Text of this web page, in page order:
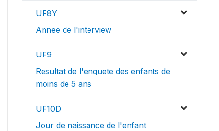
UF8Y
Annee de l'interview
UF9
Resultat de l'enquete des enfants de
moins de 5 ans
UF10D
Jour de naissance de l'enfant